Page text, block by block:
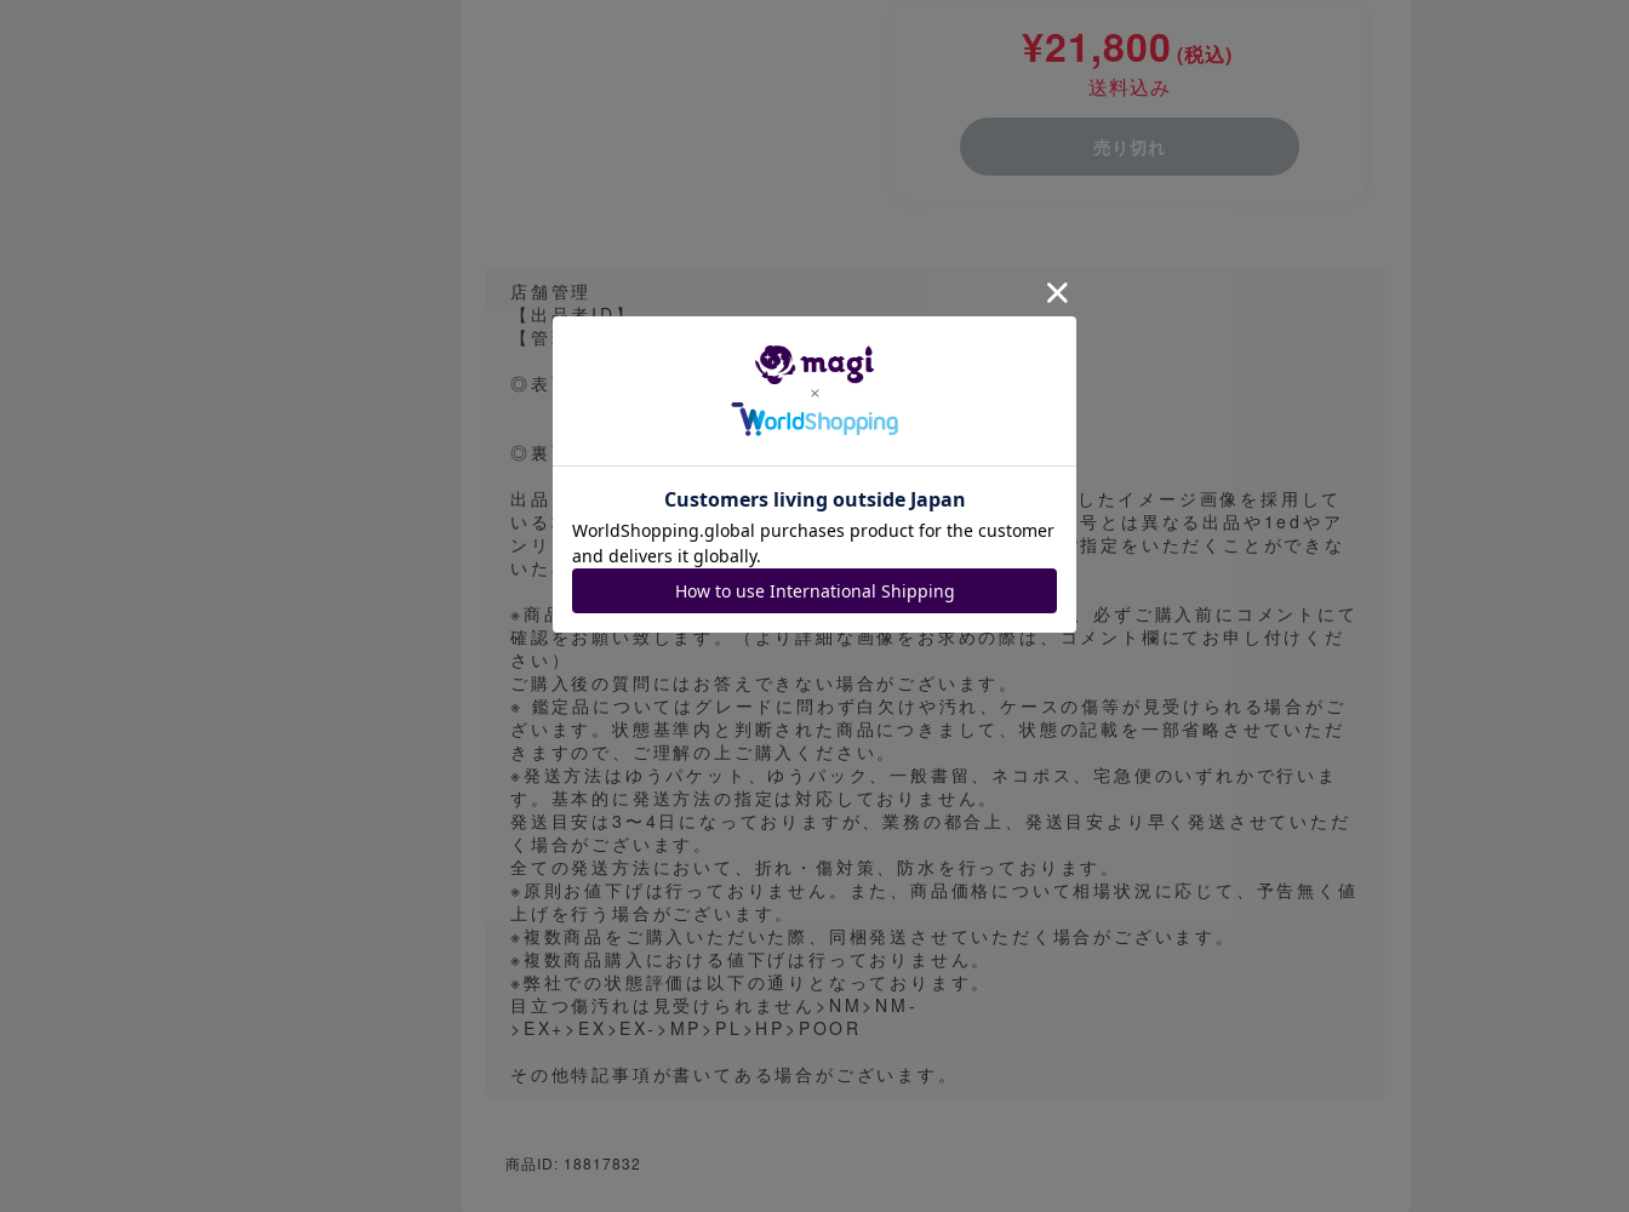
¥21,800 (税込)
送料込み
売り切れ
店舗管理
【出品者ID】
【管理番号】IT
◎表面
◎裏面
出品がPSAやBGSの場合、magiアプリのカタログ画像を使用したイメージ画像を採用して
いる場合があります。画像表面の一枚の出品時は実物の鑑定番号とは異なる出品や1edやア
ンリミなどのバージョン違いとなる場合があります。細かなご指定をいただくことができな
いため予めご了承ください。
※商品の状態や取引の進め方に関して質問等がございましたら、必ずご購入前にコメントにて
確認をお願い致します。（より詳細な画像をお求めの際は、コメント欄にてお申し付けくだ
さい）
ご購入後の質問にはお答えできない場合がございます。
※ 鑑定品についてはグレードに問わず白欠けや汚れ、ケースの傷等が見受けられる場合がご
ざいます。状態基準内と判断された商品につきまして、状態の記載を一部省略させていただ
きますので、ご理解の上ご購入ください。
※発送方法はゆうパケット、ゆうパック、一般書留、ネコポス、宅急便のいずれかで行いま
す。基本的に発送方法の指定は対応しておりません。
発送目安は3〜4日になっておりますが、業務の都合上、発送目安より早く発送させていただ
く場合がございます。
全ての発送方法において、折れ・傷対策、防水を行っております。
※原則お値下げは行っておりません。また、商品価格について相場状況に応じて、予告無く値
上げを行う場合がございます。
※複数商品をご購入いただいた際、同梱発送させていただく場合がございます。
※複数商品購入における値下げは行っておりません。
※弊社での状態評価は以下の通りとなっております。
目立つ傷汚れは見受けられません>NM>NM-
>EX+>EX>EX->MP>PL>HP>POOR
その他特記事項が書いてある場合がございます。
商品ID: 18817832